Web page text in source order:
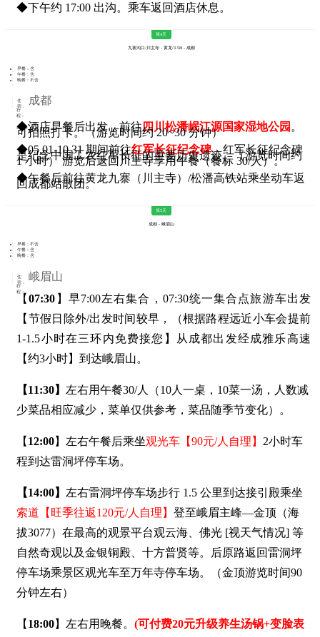
◆下午约 17:00 出沟。乘车返回酒店休息。
第4天
九寨沟口/川主寺 - 黄龙/3.5H - 成都
早餐：含
午餐：含
晚餐：不含
住
宿：
成都
行
程：
◆酒店早餐后出发，前往四川松潘岷江源国家湿地公园 。
可拍照打卡。（游览时间约 20~30 分钟）
◆05.01-10.31 期间前往红军长征纪念碑。红军长征纪念碑
是纪念中国工农红军长征的重要历史遗迹。（游览时间约
1 小时） 游览后返回川主寺享用午餐（餐标 30/人）。
◆午餐后前往黄龙九寨（川主寺）/松潘高铁站乘坐动车返
回成都站散团。
第5天
成都 - 峨眉山
早餐：不含
午餐：含
晚餐：含
住
宿：
峨眉山
行
程：
【07:30 】早7:00左右集合，07:30统一集合点旅游车出发
【节假日除外/出发时间较早，（根据路程远近小车会提前
1-1.5小时在三环内免费接您】从成都出发经成雅乐高速
【约3小时】到达峨眉山。
【11:30】 左右用午餐30/人（10人一桌，10菜一汤，人数减
少菜品相应减少，菜单仅供参考，菜品随季节变化）。
【 12:00】左右午餐后乘坐观光车【90元/人自理】 2小时车
程到达雷洞坪停车场。
【14:00】 左右雷洞坪停车场步行 1.5 公里到达接引殿乘坐
索道【旺季往返120元/人自理】登至峨眉主峰—金顶（海
拔3077）在最高的观景平台观云海、佛光 [视天气情况] 等
自然奇观以及金银铜殿、十方普贤等。后原路返回雷洞坪
停车场乘景区观光车至万年寺停车场。（金顶游览时间90
分钟左右）
【 18:00】左右用晚餐。(可付费20元升级养生汤锅+变脸表